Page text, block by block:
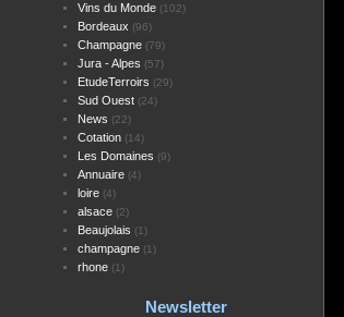
Vins du Monde(102)
Bordeaux (96)
Champagne(79)
Jura - Alpes (57)
EtudeTerroirs (29)
Sud Ouest(24)
News (22)
Cotation(14)
Les Domaines (9)
Annuaire(4)
loire(4)
alsace(2)
Beaujolais (1)
champagne(1)
rhone(1)
Newsletter